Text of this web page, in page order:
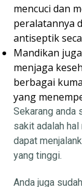
mencuci dan
peralatannya
antiseptik
Mandikan
menjaga
berbagai
yang
Sekarang anda
sakit adalah
dapat
yang tinggi.
Anda juga